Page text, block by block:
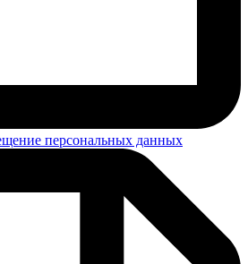
персональных данных